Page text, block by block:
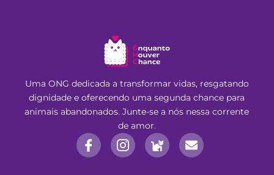
Uma ONG dedicada a transformar vidas, resgatando
dignidade e oferecendo uma segunda chance para
animais abandonados. Junte-se a nós nessa corrente
de amor.